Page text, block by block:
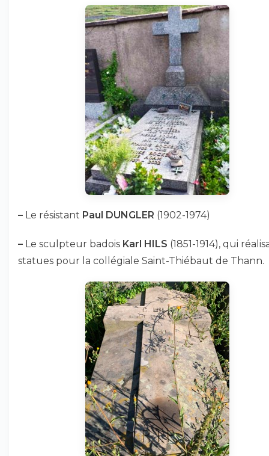
– Le résistant Paul DUNGLER (1902-1974)
– Le sculpteur badois Karl HILS (1851-1914), qui
statues pour la collégiale Saint-Thiébaut de Thann.